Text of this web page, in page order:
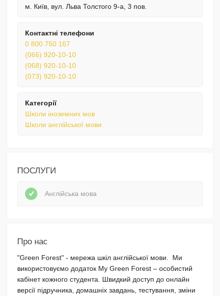
м. Київ, вул. Льва Толстого 9-а, 3 пов.
Контактні телефони
0 800 750 167
(066) 920-10-10
(068) 920-10-10
(073) 920-10-10
Категорії
Школи іноземних мов
Школи англійської мови
ПОСЛУГИ
Англійська мова
Про нас
"Green Forest" - мережа шкіл англійської мови. Ми
використовуємо додаток My Green Forest – особистий
кабінет кожного студента. Швидкий доступ до онлайн
версії підручника, домашніх завдань, тестування, зміни